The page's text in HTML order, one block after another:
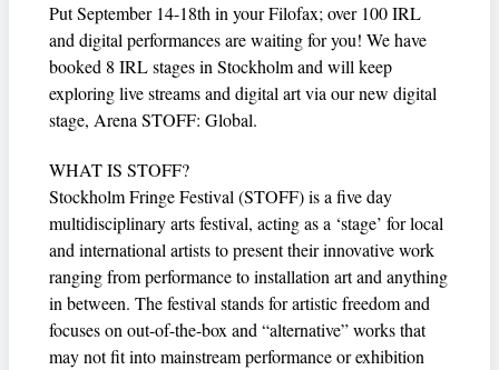
Put September 14-18th in your Filofax; over 100 IRL
and digital performances are waiting for you! We have
booked 8 IRL stages in Stockholm and will keep
exploring live streams and digital art via our new digital
stage, Arena STOFF: Global.
WHAT IS STOFF?
Stockholm Fringe Festival (STOFF) is a five day
multidisciplinary arts festival, acting as a ‘stage’ for local
and international artists to present their innovative work
ranging from performance to installation art and anything
in between. The festival stands for artistic freedom and
focuses on out-of-the-box and “alternative” works that
may not fit into mainstream performance or exhibition